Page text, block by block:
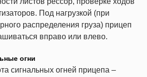
Под нагрузкой (при
распределения груза) прицеп
вправо или влево.
огни
сигнальных огней прицепа –